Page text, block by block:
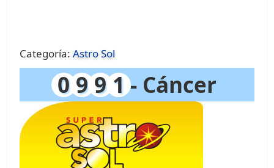
Categoría:Astro Sol
0 9 9 1- Cáncer